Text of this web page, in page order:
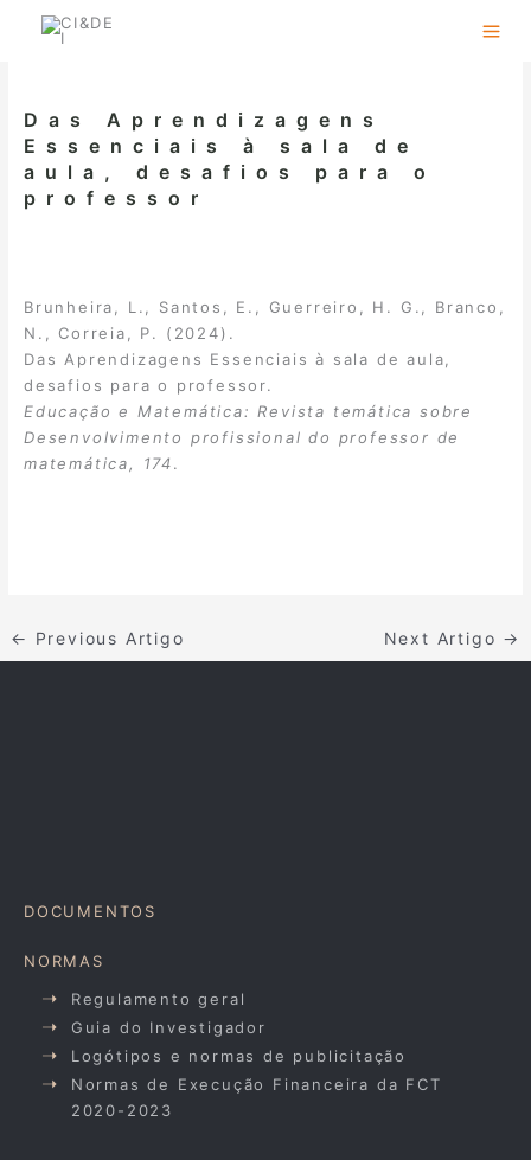
Das Aprendizagens
Essenciais à sala de
aula, desafios para o
professor
Brunheira, L., Santos, E., Guerreiro, H. G., Branco,
N., Correia, P. (2024).
Das Aprendizagens Essenciais à sala de aula,
desafios para o professor.
Educação e Matemática: Revista temática sobre
Desenvolvimento profissional do professor de
matemática, 174.
← Previous Artigo Next Artigo →
DOCUMENTOS
NORMAS
Regulamento geral
Guia do Investigador
Logótipos e normas de publicitação
Normas de Execução Financeira da FCT
2020-2023